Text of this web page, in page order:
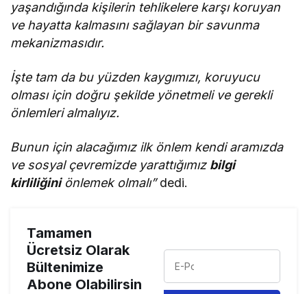
yaşandığında kişilerin tehlikelere karşı koruyan
ve hayatta kalmasını sağlayan bir savunma
mekanizmasıdır.
İşte tam da bu yüzden kaygımızı, koruyucu
olması için doğru şekilde yönetmeli ve gerekli
önlemleri almalıyız.
Bunun için alacağımız ilk önlem kendi aramızda
ve sosyal çevremizde yarattığımız bilgi
kirliliğiniönlemek olmalı”dedi.
Tamamen
Ücretsiz Olarak
Bültenimize
Abone Olabilirsin